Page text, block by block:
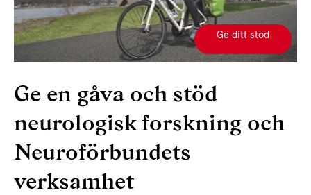
Ge ditt stöd
Ge en gåva och stöd
neurologisk forskning och
Neuroförbundets
verksamhet